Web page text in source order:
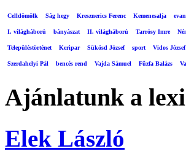
Celldömölk Ság hegy Kresznerics Ferenc Kemenesalja
I. világháború bányászat II. világháború Tarrósy Imre
Településtörténet Keripar Sükösd József sport Vidos József
Szerdahelyi Pál bencés rend Vajda Sámuel Fűzfa Balázs
Ajánlatunk a
Elek László